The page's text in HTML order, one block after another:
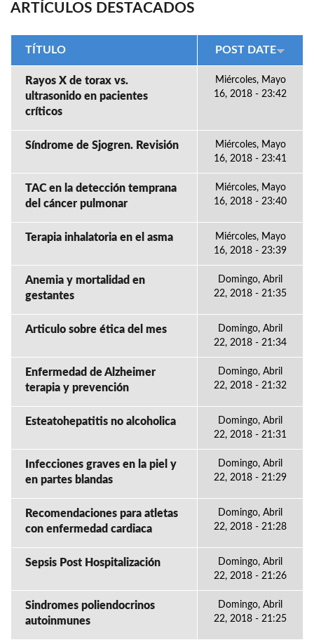
ARTÍCULOS DESTACADOS
TÍTULO POST DATE
Rayos X de torax vs.
ultrasonido en pacientes
críticos
Miércoles, Mayo
16, 2018 - 23:42
Síndrome de Sjogren. Revisión
Miércoles, Mayo
16, 2018 - 23:41
TAC en la detección temprana
del cáncer pulmonar
Miércoles, Mayo
16, 2018 - 23:40
Terapia inhalatoria en el asma
Miércoles, Mayo
16, 2018 - 23:39
Anemia y mortalidad en
gestantes
Domingo, Abril
22, 2018 - 21:35
Articulo sobre ética del mes
Domingo, Abril
22, 2018 - 21:34
Enfermedad de Alzheimer
terapia y prevención
Domingo, Abril
22, 2018 - 21:32
Esteatohepatitis no alcoholica
Domingo, Abril
22, 2018 - 21:31
Infecciones graves en la piel y
en partes blandas
Domingo, Abril
22, 2018 - 21:29
Recomendaciones para atletas
con enfermedad cardiaca
Domingo, Abril
22, 2018 - 21:28
Sepsis Post Hospitalización
Domingo, Abril
22, 2018 - 21:26
Sindromes poliendocrinos
autoinmunes
Domingo, Abril
22, 2018 - 21:25